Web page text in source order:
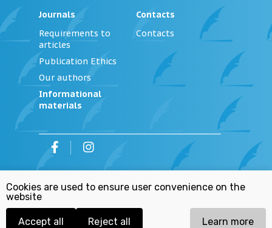
Journals
Requirements to
articles
Publication Ethics
Our authors
Informational
materials
Contacts
Contacts
©2026 Institution «Editorial Office of the
Journal «Justice of Belarus»
Republican List of Extremist Materials
Cookies are used to ensure user convenience on the
website
Accept all Reject all Learn more